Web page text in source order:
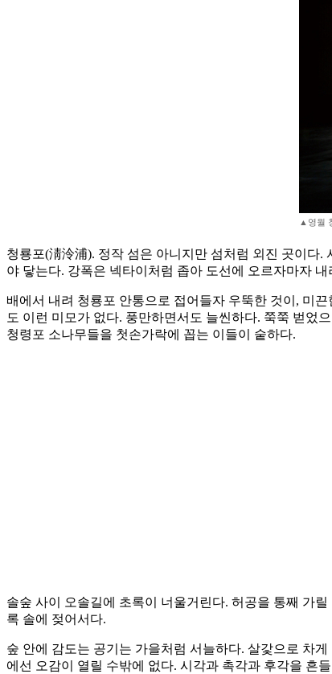
▲영월
청룡포(淸泠浦). 정작 섬은 아니지만 섬처럼 외진 곳이다.
야 닿는다. 강폭은 넥타이처럼 좁아 도선에 오르자마자
배에서 내려 청룡포 안통으로 접어들자 우뚝한 것이, 미
도 이런 미모가 없다. 풍만하면서도 늘씬하다. 쭉쭉 벋었
청령포 소나무들을 첫손가락에 꼽는 이들이 숱하다.
솔숲 사이 오솔길에 초록이 너울거린다. 허공을 통째 가
록 솔에 젖어서다.
숲 안에 감도는 공기는 가을처럼 서늘하다. 살갗으로 차
에선 오감이 열릴 수밖에 없다. 시각과 촉각과 후각을 흔